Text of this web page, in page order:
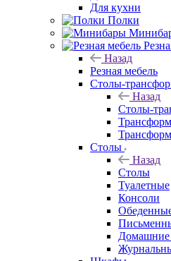
Для кухни
Полки
Назад
Резная мебель
Столы-
Назад
Столы-
Столы
Назад
Столы
Туалетные
Консоли
Домашние